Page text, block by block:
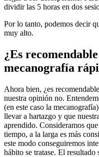
dividir las 5 horas en dos
Por lo tanto, podemos decir
muy alto.
¿Es
mecanografía
Ahora bien, ¿es
nuestra opinión no.
(en este caso la
llevar a hartazgo y que
aprendido. Consideramos
tiempo, a la larga es más
este modo conseguiremos
hábito se tratase. El resultado